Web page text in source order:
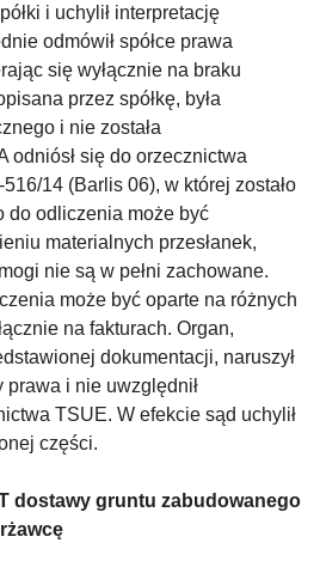
i uchylił interpretację
odmówił spółce prawa
się wyłącznie na braku
przez spółkę, była
i nie została
odniósł się do orzecznictwa
14 (Barlis 06), w której zostało
do odliczenia może być
materialnych przesłanek,
nie są w pełni zachowane.
może być oparte na różnych
na fakturach. Organ,
dokumentacji, naruszył
i nie uwzględnił
TSUE. W efekcie sąd uchylił
części.
dostawy gruntu zabudowanego